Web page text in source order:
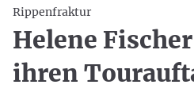
Rippenfraktur
Helene
ihren